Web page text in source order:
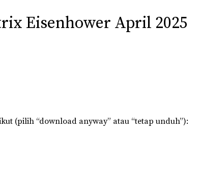
Eisenhower April 2025
(pilih “download anyway” atau “tetap unduh”):